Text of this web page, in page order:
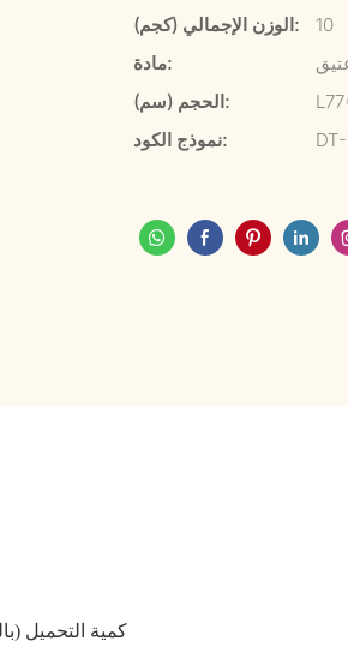
الوزن الإجمالي (كجم):
10
مادة:
الحجم (سم):
نموذج الكود:
كمية التحميل (بالقطع): 93 - حاوية 20 قدمًا، 186 - حاوية 40